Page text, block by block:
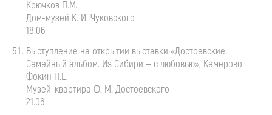
Крючков П.М.
Дом-музей К. И. Чуковского
18.06
Выступление на открытии выставки «Достоевские.
Семейный альбом. Из Сибири — с любовью», Кемерово
Фокин П.Е.
Музей-квартира Ф. М. Достоевского
21.06